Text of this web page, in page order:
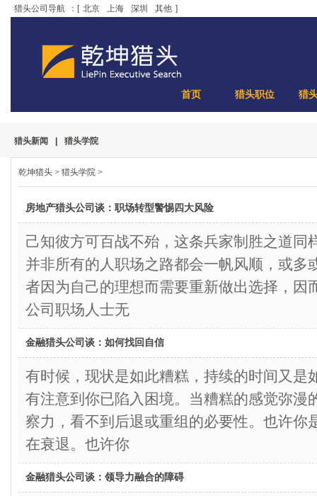
猎头公司导航 ：[ 北京 上海 深圳 其他 ]
首页 猎头职位 猎
猎头新闻 猎头学院
乾坤猎头 > 猎头学院 >
房地产猎头公司谈：职场转型警惕四大风险
己知彼方可百战不殆，这条兵家制胜之道同
并非所有的人职场之路都会一帆风顺，或多
者因为自己的理想而需要重新做出选择，因
公司职场人士无
金融猎头公司谈：如何找回自信
有时候，现状是如此糟糕，持续的时间又是
有注意到你已陷入困境。当糟糕的感觉弥漫
察力，看不到后退或重组的必要性。也许你
在衰退。也许你
金融猎头公司谈：领导力融合的障碍